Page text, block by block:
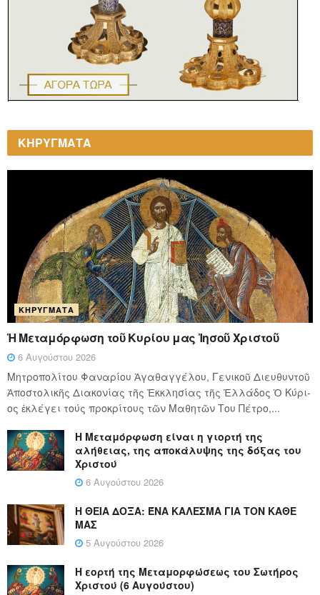
ΚΗΡΥΓΜΑΤΑ
ΚΗΡΎΓΜΑΤΑ
Ἡ Μεταμόρφωση τοῦ Κυρίου μας Ἰησοῦ Χριστοῦ
6 Αυγούστου 2026
Μητροπολίτου Φαναρίου Ἀγαθαγγέλου, Γενικοῦ Διευθυντοῦ
Ἀποστολικῆς Διακονίας τῆς Ἐκκλησίας τῆς Ἑλλάδος Ὁ Κύ­ρι­
ος ἐκλέγει τούς προ­κρί­τους τῶν Μα­θη­τῶν Του Πέ­τρο,...
Η Μεταμόρφωση είναι η γιορτή της
αλήθειας, της αποκάλυψης της δόξας του
Χριστού
6 Αυγούστου 2026
Η ΘΕΙΑ ΔΟΞΑ: ΈΝΑ ΚΑΛΕΣΜΑ ΓΙΑ ΤΟΝ ΚΑΘΕ
ΜΑΣ
5 Αυγούστου 2026
Η εορτή της Μεταμορφώσεως του Σωτήρος
Χριστού (6 Αυγούστου)